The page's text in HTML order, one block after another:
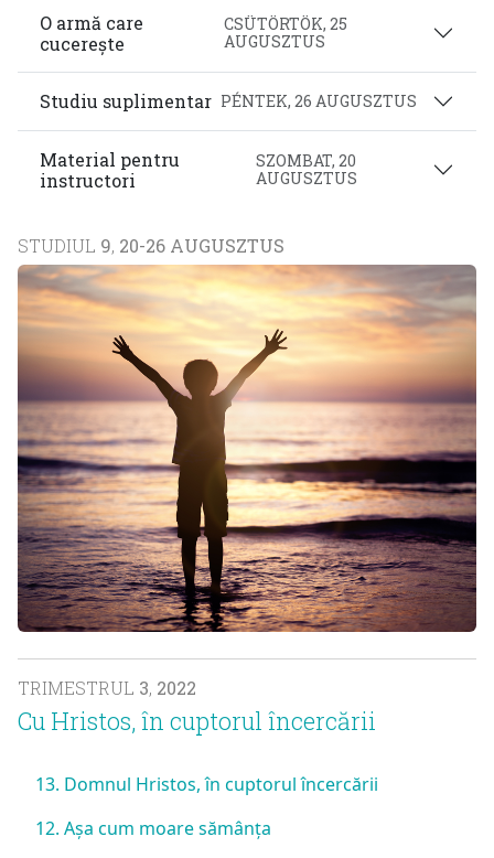
O armă care
cucerește
CSÜTÖRTÖK, 25
AUGUSZTUS
Studiu suplimentar PÉNTEK, 26 AUGUSZTUS
Material pentru
instructori
SZOMBAT, 20
AUGUSZTUS
STUDIUL 9, 20-26 AUGUSZTUS
TRIMESTRUL 3, 2022
Cu Hristos, în cuptorul încercării
13. Domnul Hristos, în cuptorul încercării
12. Așa cum moare sămânța